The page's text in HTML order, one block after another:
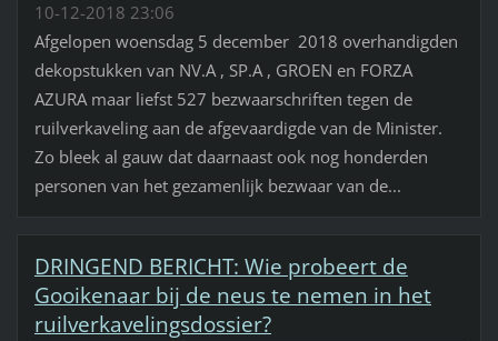
10-12-2018 23:06
Afgelopen woensdag 5 december 2018 overhandigden
dekopstukken van NV.A , SP.A , GROEN en FORZA
AZURA maar liefst 527 bezwaarschriften tegen de
ruilverkaveling aan de afgevaardigde van de Minister.
Zo bleek al gauw dat daarnaast ook nog honderden
personen van het gezamenlijk bezwaar van de...
DRINGEND BERICHT: Wie probeert de
Gooikenaar bij de neus te nemen in het
ruilverkavelingsdossier?